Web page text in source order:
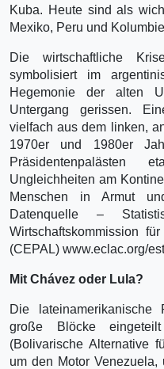
Kuba. Heute sind als
Mexiko, Peru und
Die wirtschaftliche
symbolisiert im
Hegemonie der alten
Untergang gerissen.
vielfach aus dem linken,
1970er und 1980er
Ungleichheiten am
Menschen in Armut
Datenquelle –
Wirtschaftskommission
(CEPAL) www.eclac.org/
Mit Chávez oder Lula?
Die
große Blöcke
(Bolivarische Alternative
um den Motor